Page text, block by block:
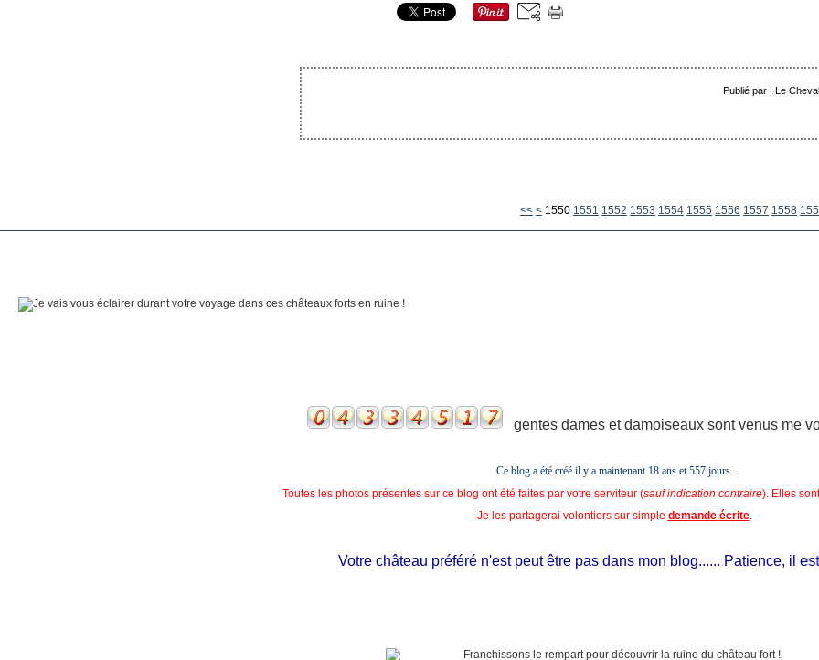
Publié par : Le
<< < 1500
1510
1520
1530
1540
1550 1551 1552 1553 1554 1555 1556 1557 1558
gentes dames et damoiseaux sont venus me
Ce blog a été créé il y a maintenant 18 ans et557 jours.
Toutes les photos présentes sur ce blog ont été faites par votre serviteur (sauf indication contraire). Elles
Je les partagerai volontiers sur simple demande écrite.
Votre château préféré n'est peut être pas dans mon blog...... Patience, il est